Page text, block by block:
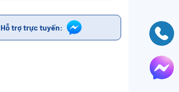
Hỗ trợ trực tuyến: